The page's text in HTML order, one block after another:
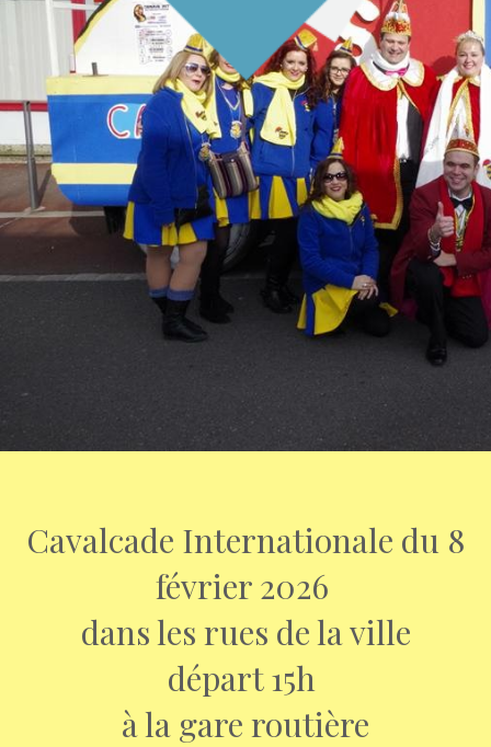
Cavalcade Internationale du 8
février 2026
dans les rues de la ville
départ 15h
à la gare routière